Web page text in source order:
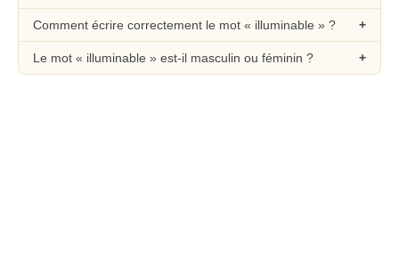
Comment écrire correctement le mot « illuminable » ?
Le mot « illuminable » est-il masculin ou féminin ?